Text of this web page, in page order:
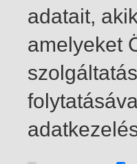
1-2 / összesen 2 találat
adatait,
amelyeket